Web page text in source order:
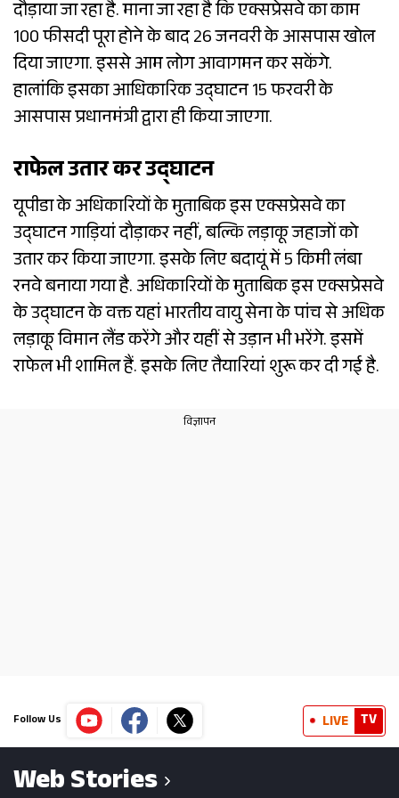
दौड़ाया जा रहा है. माना जा रहा है कि एक्सप्रेसवे का काम
100 फीसदी पूरा होने के बाद 26 जनवरी के आसपास खोल
दिया जाएगा. इससे आम लोग आवागमन कर सकेंगे.
हालांकि इसका आधिकारिक उद्घाटन 15 फरवरी के
आसपास प्रधानमंत्री द्वारा ही किया जाएगा.
राफेल उतार कर उद्घाटन
यूपीडा के अधिकारियों के मुताबिक इस एक्सप्रेसवे का
उद्घाटन गाड़ियां दौड़ाकर नहीं, बल्कि लड़ाकू जहाजों को
उतार कर किया जाएगा. इसके लिए बदायूं में 5 किमी लंबा
रनवे बनाया गया है. अधिकारियों के मुताबिक इस एक्सप्रेसवे
के उद्घाटन के वक्त यहां भारतीय वायु सेना के पांच से अधिक
लड़ाकू विमान लैंड करेंगे और यहीं से उड़ान भी भरेंगे. इसमें
राफेल भी शामिल हैं. इसके लिए तैयारियां शुरू कर दी गई है.
Follow Us LIVE TV
Web Stories